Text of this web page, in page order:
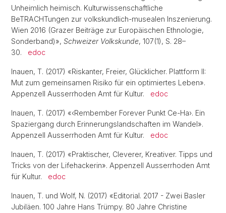
Unheimlich heimisch. Kulturwissenschaftliche
BeTRACHTungen zur volkskundlich-musealen Inszenierung.
Wien 2016 (Grazer Beiträge zur Europäischen Ethnologie,
Sonderband)», Schweizer Volkskunde, 107(1), S. 28–
30. edoc
Inauen, T. (2017) «Riskanter, Freier, Glücklicher. Plattform II:
Mut zum gemeinsamen Risiko für ein optimiertes Leben».
Appenzell Ausserrhoden Amt für Kultur. edoc
Inauen, T. (2017) «‹Rembember Forever Punkt Ce-Ha›. Ein
Spaziergang durch Erinnerungslandschaften im Wandel».
Appenzell Ausserrhoden Amt für Kultur. edoc
Inauen, T. (2017) «Praktischer, Cleverer, Kreativer. Tipps und
Tricks von der Lifehackerin». Appenzell Ausserrhoden Amt
für Kultur. edoc
Inauen, T. und Wolf, N. (2017) «Editorial. 2017 - Zwei Basler
Jubiläen. 100 Jahre Hans Trümpy. 80 Jahre Christine